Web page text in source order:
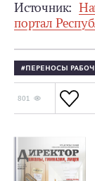
Источник:
портал
ПЕРЕНОСЫ
801